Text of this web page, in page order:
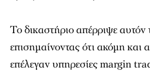
Το δικαστήριο απέρριψε αυτόν
επισημαίνοντας ότι ακόμη και
επέλεγαν υπηρεσίες margin